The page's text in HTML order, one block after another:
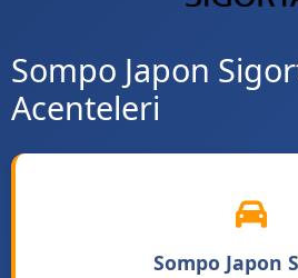
Sompo Japon
Acenteleri
Sompo Japon